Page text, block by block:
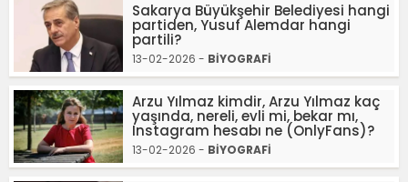
Sakarya Büyükşehir Belediyesi hangi
partiden, Yusuf Alemdar hangi
partili?
13-02-2026 - BİYOGRAFİ
Arzu Yılmaz kimdir, Arzu Yılmaz kaç
yaşında, nereli, evli mi, bekar mı,
Instagram hesabı ne (OnlyFans)?
13-02-2026 - BİYOGRAFİ